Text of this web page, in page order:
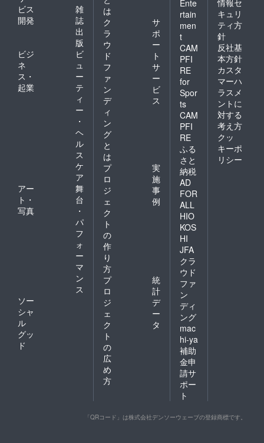
ビス
開発
雑
誌
出
版
ビジ
ネ
ス・
起業
ビ
ュ
ー
テ
ィ
ー
・
ヘ
ル
ス
ケ
ア
アー
ト・
写真
舞
台
・
パ
フ
ォ
ー
マ
ン
ス
ソー
シャ
ル
グッ
ド
は
ク
ラ
ウ
ド
フ
ァ
ン
デ
ィ
ン
グ
と
は
サ
ポ
ー
ト
サ
ー
ビ
ス
プ
ロ
ジ
ェ
ク
ト
の
作
り
方
実
施
事
例
プ
ロ
ジ
ェ
ク
ト
の
広
め
方
統
計
デ
ー
タ
Ente
rtain
men
t
CAM
PFI
RE
for
Spor
ts
CAM
PFI
RE
ふる
さと
納税
AD
FOR
ALL
HIO
KOS
HI
JFA
クラ
ウド
ファ
ン
ディ
ング
mac
hi-ya
補助
金申
請サ
ポー
ト
情報セ
キュリ
ティ方
針
反社基
本方針
カスタ
マーハ
ラスメ
ントに
対する
考え方
クッ
キーポ
リシー
「QRコード」は株式会社デンソーウェーブの登録商標です。